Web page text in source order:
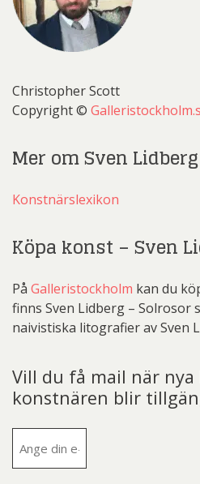
Christopher Scott
Copyright ©
Mer om Sven Lidberg
Konstnärslexikon
Köpa konst – Sven
På Galleristockholm kan du
finns Sven Lidberg – Solrosor
naivistiska litografier av Sven
Vill du få mail när
konstnären blir